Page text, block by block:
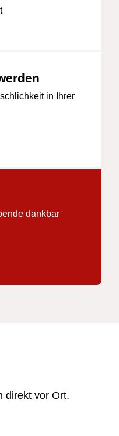
in Ihrer
dankbar
direkt vor Ort.